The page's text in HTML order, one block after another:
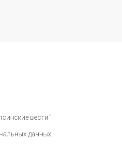
вести"
данных